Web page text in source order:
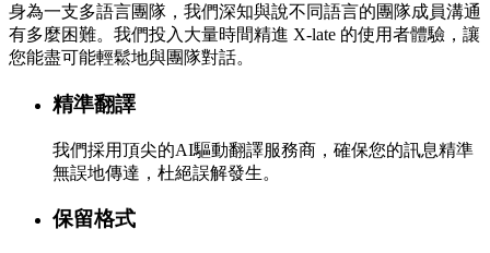
身為一支多語言團隊，我們深知與說不同語言的團隊成員溝通
有多麼困難。我們投入大量時間精進 X-late 的使用者體驗，讓
您能盡可能輕鬆地與團隊對話。
精準翻譯
我們採用頂尖的AI驅動翻譯服務商，確保您的訊息精準
無誤地傳達，杜絕誤解發生。
保留格式